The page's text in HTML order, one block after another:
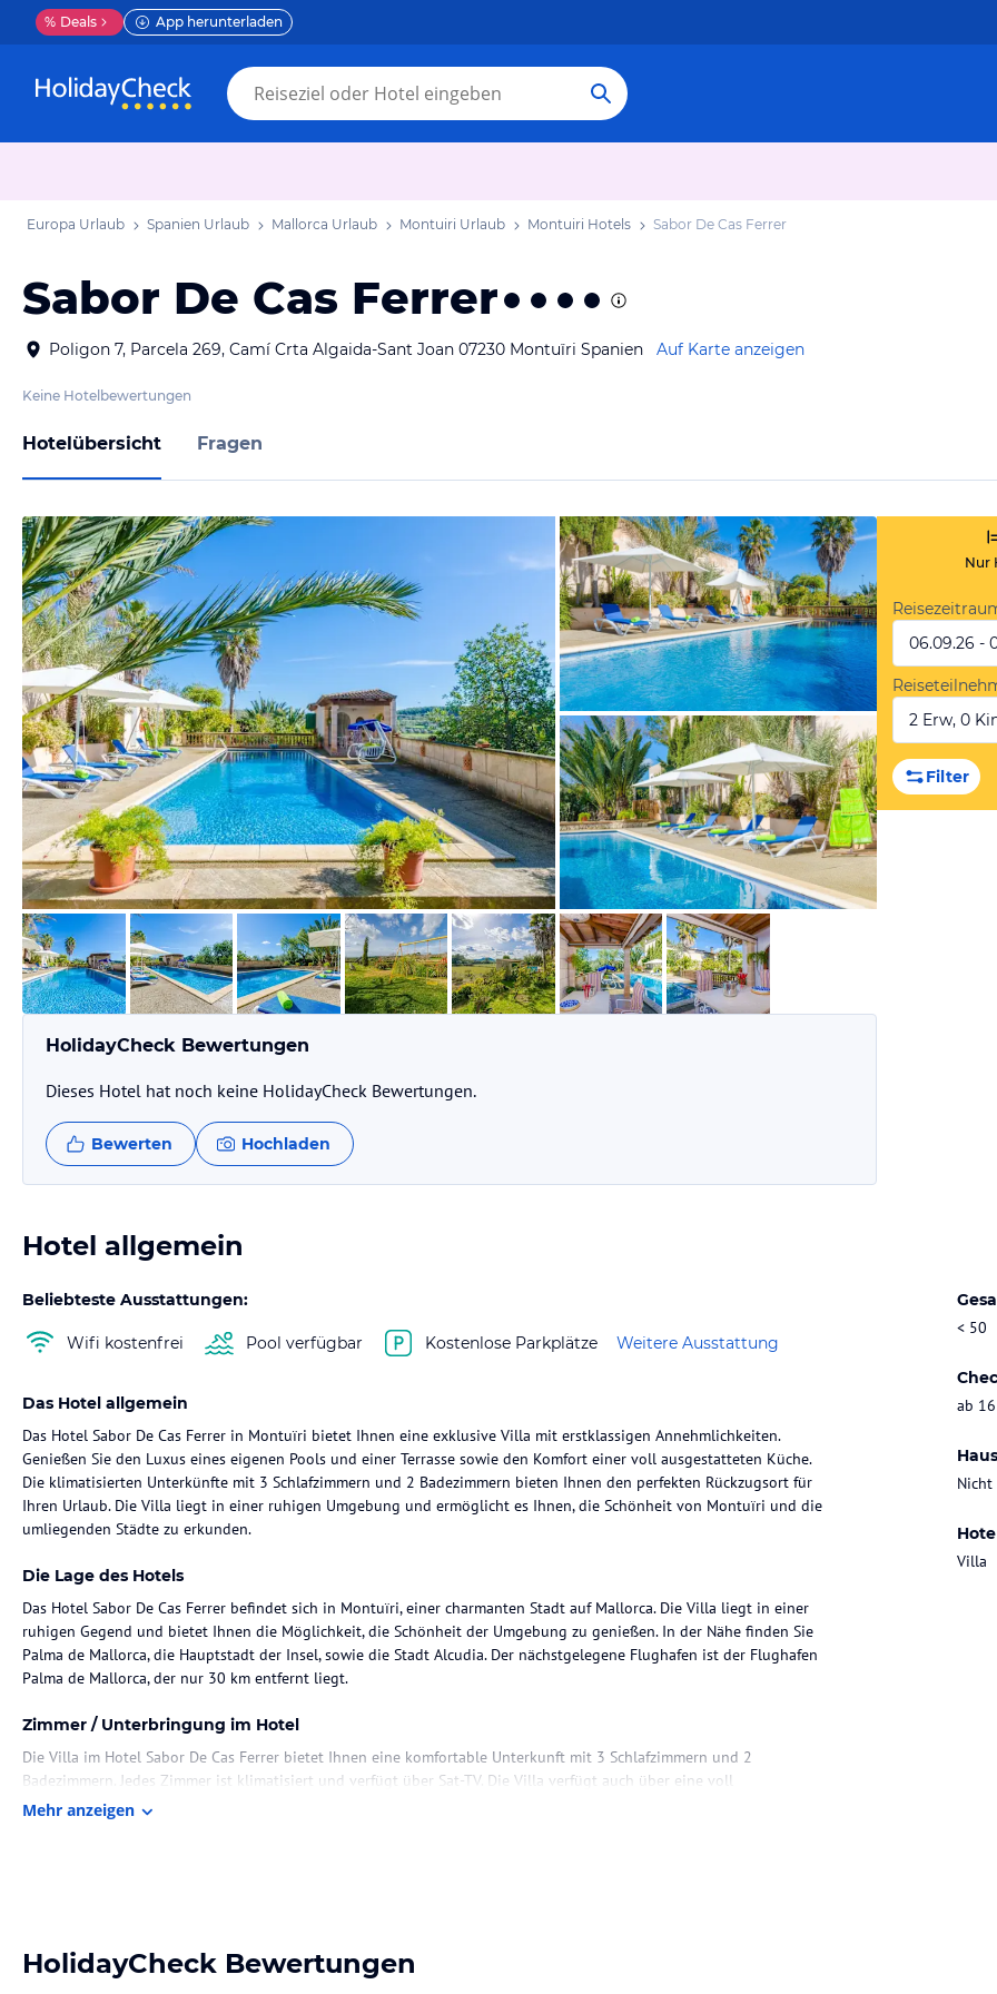
% Deals App herunterladen
Europa Urlaub Spanien Urlaub Mallorca Urlaub Montuiri Urlaub Montuiri Hotels Sabor De Cas Ferrer
Sabor De Cas Ferrer
Poligon 7, Parcela 269, Camí Crta Algaida-Sant Joan 07230 Montuïri Spanien Auf Karte anzeigen
Keine Hotelbewertungen
Hotelübersicht Fragen
von Expedia
von Expedia
von Expedia
Nur
06.09.26 -
2 Erw, 0
Filter
HolidayCheck Bewertungen
Dieses Hotel hat noch keine HolidayCheck Bewertungen.
Bewerten Hochladen
Hotel allgemein
Beliebteste Ausstattungen:
Wifi kostenfrei Pool verfügbar Kostenlose Parkplätze Weitere Ausstattung
< 50
ab
Villa
Das Hotel allgemein
Das Hotel Sabor De Cas Ferrer in Montuïri bietet Ihnen eine exklusive Villa mit erstklassigen Annehmlichkeiten.
Genießen Sie den Luxus eines eigenen Pools und einer Terrasse sowie den Komfort einer voll ausgestatteten Küche.
Die klimatisierten Unterkünfte mit 3 Schlafzimmern und 2 Badezimmern bieten Ihnen den perfekten Rückzugsort für
Ihren Urlaub. Die Villa liegt in einer ruhigen Umgebung und ermöglicht es Ihnen, die Schönheit von Montuïri und die
umliegenden Städte zu erkunden.
Die Lage des Hotels
Das Hotel Sabor De Cas Ferrer befindet sich in Montuïri, einer charmanten Stadt auf Mallorca. Die Villa liegt in einer
ruhigen Gegend und bietet Ihnen die Möglichkeit, die Schönheit der Umgebung zu genießen. In der Nähe finden Sie
Palma de Mallorca, die Hauptstadt der Insel, sowie die Stadt Alcudia. Der nächstgelegene Flughafen ist der Flughafen
Palma de Mallorca, der nur 30 km entfernt liegt.
Zimmer / Unterbringung im Hotel
Die Villa im Hotel Sabor De Cas Ferrer bietet Ihnen eine komfortable Unterkunft mit 3 Schlafzimmern und 2
Badezimmern. Jedes Zimmer ist klimatisiert und verfügt über Sat-TV. Die Villa verfügt auch über eine voll
ausgestattete Küche, in der Sie Ihre eigenen Mahlzeiten zubereiten können. Der Höhepunkt der Villa ist der private
Mahlzeiten zubereiten können. Genießen Sie die Freiheit, Ihre eigenen kulinarischen Kreationen zu zaubern und
diese auf der Terrasse zu genießen. Alternativ können Sie auch die Restaurants in der Umgebung erkunden und
Mehr anzeigen
HolidayCheck Bewertungen